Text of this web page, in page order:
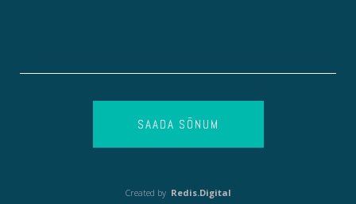
SAADA SÕNUM
Created by Redis.Digital